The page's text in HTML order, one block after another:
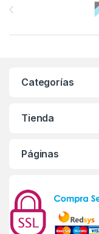
Categorías
Tienda
Páginas